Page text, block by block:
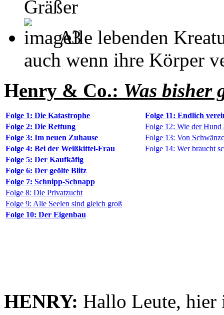
Gräßer
Alle lebenden
auch wenn ihre Körper
Henry & Co.: Was bisher
Folge 1: Die Katastrophe
Folge 11: Endlich
Folge 2: Die Rettung
Folge 12: Wie der Hund
Folge 3: Im neuen Zuhause
Folge 13: Von
Folge 4: Bei der Weißkittel-Frau
Folge 14: Wer braucht
Folge 5: Der Kaufkäfig
Folge 6: Der geölte Blitz
Folge 7: Schnipp-Schnapp
Folge 8: Die Privatzucht
Folge 9: Alle Seelen sind gleich groß
Folge 10: Der Eigenbau
HENRY: Hallo Leute, hier